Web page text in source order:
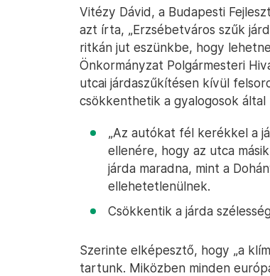
Vitézy Dávid, a Budapesti
azt írta, „Erzsébetváros szűk
ritkán jut eszünkbe, hogy
Önkormányzat Polgármesteri
utcai járdaszűkítésen kívül
csökkenthetik a gyalogosok
„Az autókat fél kerékkel a
ellenére, hogy az utca
járda maradna, mint a
ellehetetlenülnek.
Csökkentik a járda
Szerinte elképesztő, hogy „a
tartunk. Miközben minden